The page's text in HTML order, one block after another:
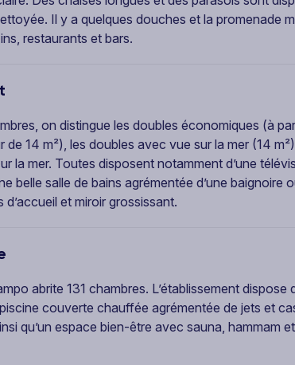
Il y a quelques douches et la promenade
restaurants et bars.
on distingue les doubles économiques (à
de 14 m²), les doubles avec vue sur la mer (14
la mer. Toutes disposent notamment d’une
belle salle de bains agrémentée d’une baignoire
et miroir grossissant.
abrite 131 chambres. L’établissement dispose
couverte chauffée agrémentée de jets et
qu’un espace bien-être avec sauna, hammam